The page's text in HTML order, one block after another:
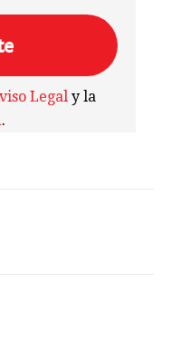
Legal y la
.